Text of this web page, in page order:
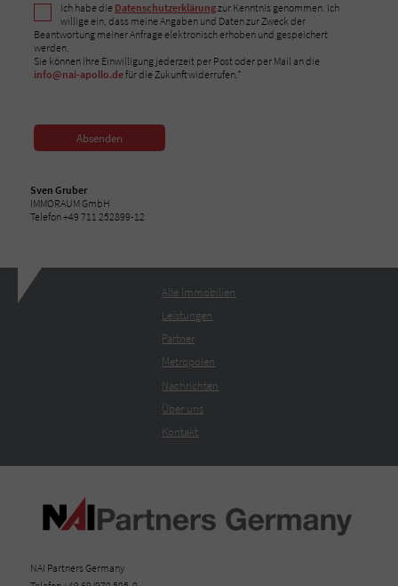
Ich habe die Datenschutzerklärungzur Kenntnis genommen. Ich
willige ein, dass meine Angaben und Daten zur Zweck der
Beantwortung meiner Anfrage elektronisch erhoben und gespeichert
werden.
Sie können Ihre Einwilligung jederzeit per Post oder per Mail an die
info@nai-apollo.defür die Zukunft widerrufen.*
Absenden
Sven Gruber
IMMORAUM GmbH
Telefon +49 711 252899-12
Alle Immobilien
Leistungen
Partner
Metropolen
Nachrichten
Über uns
Kontakt
NAI Partners Germany